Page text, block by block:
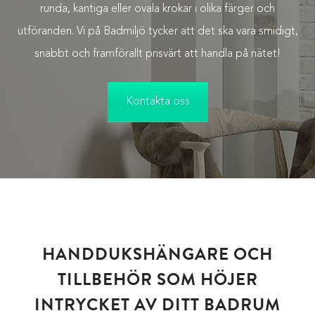
runda, kantiga eller ovala krokar i olika färger och
utföranden. Vi på Badmiljö tycker att det ska vara smidigt,
snabbt och framförallt prisvärt att handla på nätet!
Kontakta oss
HANDDUKSHÄNGARE OCH
TILLBEHÖR SOM HÖJER
INTRYCKET AV DITT BADRUM